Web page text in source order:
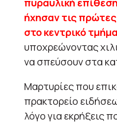
ήχησαν τις
στο κεντρικό
υποχρεώνοντας
να σπεύσουν στα
Μαρτυρίες που
πρακτορείο
λόγο για εκρήξεις